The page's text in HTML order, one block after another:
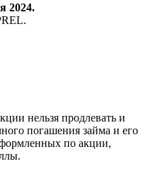
2024.
нельзя продлевать и
погашения займа и его
по акции,